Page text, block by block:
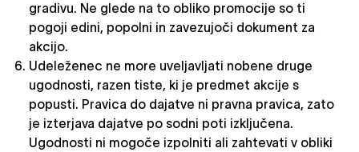
gradivu. Ne glede na to obliko promocije so ti
pogoji edini, popolni in zavezujoči dokument za
akcijo.
Udeleženec ne more uveljavljati nobene druge
ugodnosti, razen tiste, ki je predmet akcije s
popusti. Pravica do dajatve ni pravna pravica, zato
je izterjava dajatve po sodni poti izključena.
Ugodnosti ni mogoče izpolniti ali zahtevati v obliki